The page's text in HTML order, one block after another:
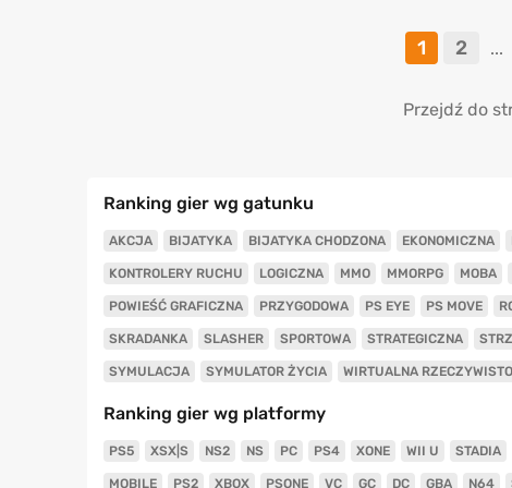
1 2 ...
Przejdź do
Ranking gier wg gatunku
AKCJA BIJATYKA BIJATYKA CHODZONA EKONOMICZNA
KONTROLERY RUCHU LOGICZNA MMO MMORPG MOBA
POWIEŚĆ GRAFICZNA PRZYGODOWA PS EYE PS MOVE
SKRADANKA SLASHER SPORTOWA STRATEGICZNA
SYMULACJA SYMULATOR ŻYCIA WIRTUALNA
Ranking gier wg platformy
PS5 XSX|S NS2 NS PC PS4 XONE WII U STADIA
MOBILE PS2 XBOX PSONE VC GC DC GBA N64